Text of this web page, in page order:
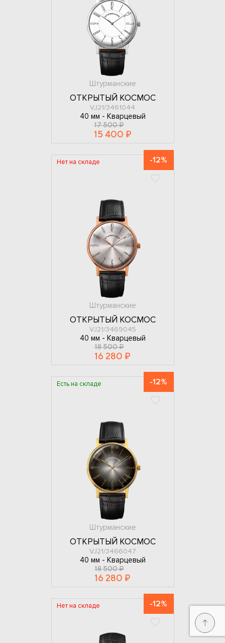
Штурманские
ОТКРЫТЫЙ КОСМОС
VJ21/3461044
40 мм - Кварцевый
17 500 ₽
15 400 ₽
Нет на складе -12%
Штурманские
ОТКРЫТЫЙ КОСМОС
VJ21/3469045
40 мм - Кварцевый
18 500 ₽
16 280 ₽
Есть на складе -12%
Штурманские
ОТКРЫТЫЙ КОСМОС
VJ21/3466047
40 мм - Кварцевый
18 500 ₽
16 280 ₽
Нет на складе -12%